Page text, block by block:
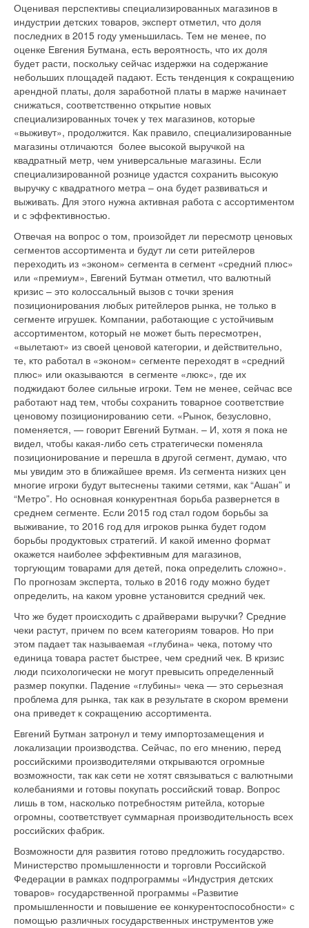
Оценивая перспективы специализированных магазинов в
индустрии детских товаров, эксперт отметил, что доля
последних в 2015 году уменьшилась. Тем не менее, по
оценке Евгения Бутмана, есть вероятность, что их доля
будет расти, поскольку сейчас издержки на содержание
небольших площадей падают. Есть тенденция к сокращению
арендной платы, доля заработной платы в марже начинает
снижаться, соответственно открытие новых
специализированных точек у тех магазинов, которые
«выживут», продолжится. Как правило, специализированные
магазины отличаются более высокой выручкой на
квадратный метр, чем универсальные магазины. Если
специализированной рознице удастся сохранить высокую
выручку с квадратного метра – она будет развиваться и
выживать. Для этого нужна активная работа с ассортиментом
и с эффективностью.
Отвечая на вопрос о том, произойдет ли пересмотр ценовых
сегментов ассортимента и будут ли сети ритейлеров
переходить из «эконом» сегмента в сегмент «средний плюс»
или «премиум», Евгений Бутман отметил, что валютный
кризис – это колоссальный вызов с точки зрения
позиционирования любых ритейлеров рынка, не только в
сегменте игрушек. Компании, работающие с устойчивым
ассортиментом, который не может быть пересмотрен,
«вылетают» из своей ценовой категории, и действительно,
те, кто работал в «эконом» сегменте переходят в «средний
плюс» или оказываются в сегменте «люкс», где их
поджидают более сильные игроки. Тем не менее, сейчас все
работают над тем, чтобы сохранить товарное соответствие
ценовому позиционированию сети. «Рынок, безусловно,
поменяется, — говорит Евгений Бутман. – И, хотя я пока не
видел, чтобы какая-либо сеть стратегически поменяла
позиционирование и перешла в другой сегмент, думаю, что
мы увидим это в ближайшее время. Из сегмента низких цен
многие игроки будут вытеснены такими сетями, как “Ашан” и
“Метро”. Но основная конкурентная борьба развернется в
среднем сегменте. Если 2015 год стал годом борьбы за
выживание, то 2016 год для игроков рынка будет годом
борьбы продуктовых стратегий. И какой именно формат
окажется наиболее эффективным для магазинов,
торгующим товарами для детей, пока определить сложно».
По прогнозам эксперта, только в 2016 году можно будет
определить, на каком уровне установится средний чек.
Что же будет происходить с драйверами выручки? Средние
чеки растут, причем по всем категориям товаров. Но при
этом падает так называемая «глубина» чека, потому что
единица товара растет быстрее, чем средний чек. В кризис
люди психологически не могут превысить определенный
размер покупки. Падение «глубины» чека — это серьезная
проблема для рынка, так как в результате в скором времени
она приведет к сокращению ассортимента.
Евгений Бутман затронул и тему импортозамещения и
локализации производства. Сейчас, по его мнению, перед
российскими производителями открываются огромные
возможности, так как сети не хотят связываться с валютными
колебаниями и готовы покупать российский товар. Вопрос
лишь в том, насколько потребностям ритейла, которые
огромны, соответствует суммарная производительность всех
российских фабрик.
Возможности для развития готово предложить государство.
Министерство промышленности и торговли Российской
Федерации в рамках подпрограммы «Индустрия детских
товаров» государственной программы «Развитие
промышленности и повышение ее конкурентоспособности» с
помощью различных государственных инструментов уже